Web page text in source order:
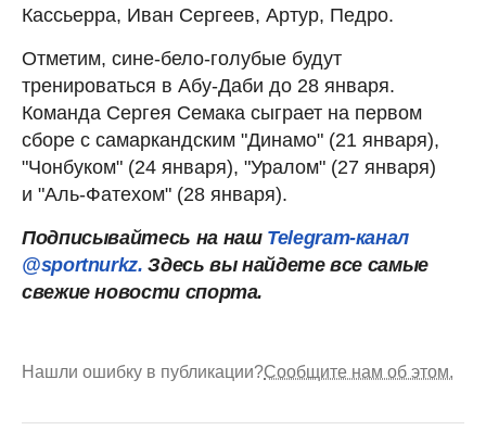
Кассьерра, Иван Сергеев, Артур, Педро.
Отметим, сине-бело-голубые будут
тренироваться в Абу-Даби до 28 января.
Команда Сергея Семака сыграет на первом
сборе с самаркандским "Динамо" (21 января),
"Чонбуком" (24 января), "Уралом" (27 января)
и "Аль-Фатехом" (28 января).
Подписывайтесь на наш Telegram-канал
@sportnurkz.Здесь вы найдете все самые
свежие новости спорта.
Нашли ошибку в публикации?Сообщите нам об этом.